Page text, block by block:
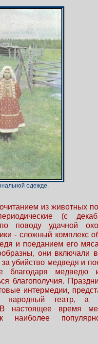
одежде.
из животных
(с
поводу удачной
- сложный комплекс
и поеданием его
они включали
за убийство медведя и
благодаря медведю
благополучия.
интермедии,
народный театр, а
В настоящее время
наиболее